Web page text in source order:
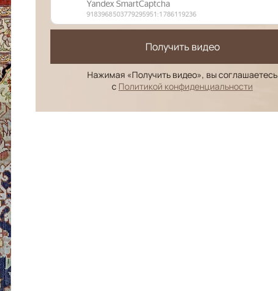
Получить видео
Нажимая «Получить видео», вы соглашаетесь
с Политикой конфиденциальности